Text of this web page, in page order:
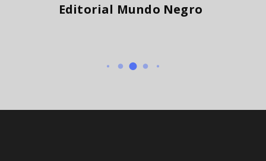
Editorial Mundo Negro